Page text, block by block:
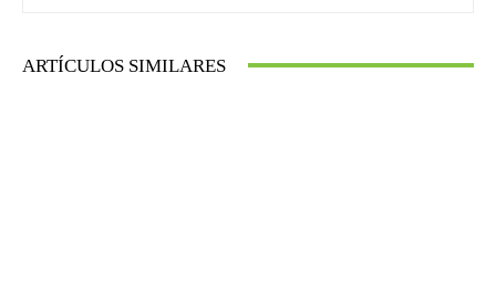
ARTÍCULOS SIMILARES